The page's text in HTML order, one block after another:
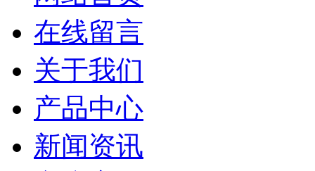
在线留言
关于我们
产品中心
新闻资讯